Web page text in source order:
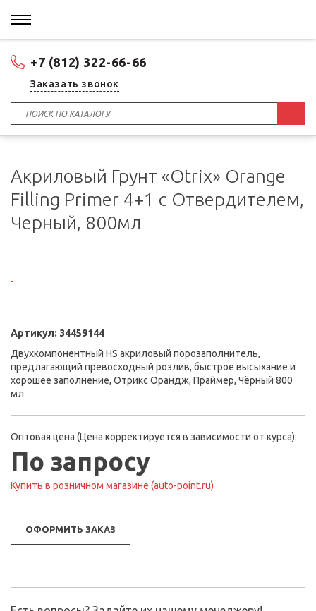
+7 (812) 322-66-66
Заказать звонок
Акриловый Грунт «Otrix» Orange
Filling Primer 4+1 с Отвердителем,
Черный, 800мл
Артикул: 34459144
Двухкомпонентный HS акриловый порозаполнитель,
предлагающий превосходный розлив, быстрое высыхание и
хорошее заполнение, Отрикс Орандж, Праймер, Чёрный 800
мл
Оптовая цена (Цена корректируется в зависимости от курса):
По запросу
Купить в розничном магазине (auto-point.ru)
ОФОРМИТЬ ЗАКАЗ